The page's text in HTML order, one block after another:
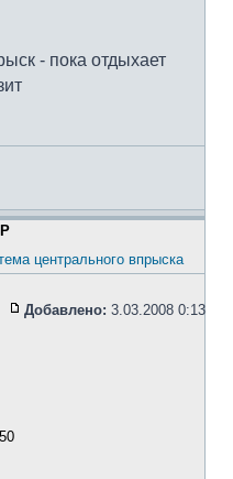
- пока отдыхает
центрального впрыска
Добавлено: 3.03.2008 0:13